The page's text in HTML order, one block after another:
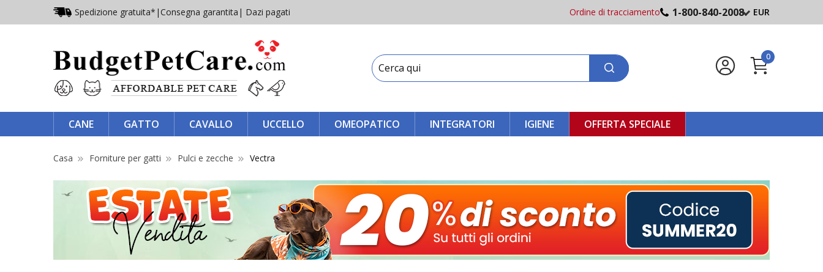
Spedizione gratuita* |Consegna garantita | Dazi pagati Ordine di tracciamento 1-800-840-2008 EUR
0
CANE GATTO CAVALLO UCCELLO OMEOPATICO INTEGRATORI IGIENE OFFERTA SPECIALE
Casa Forniture per gatti Pulci e zecche Vectra